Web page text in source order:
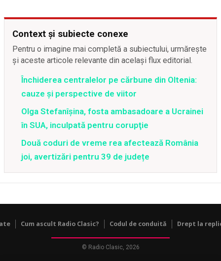
Context și subiecte conexe
Pentru o imagine mai completă a subiectului, urmărește
și aceste articole relevante din același flux editorial.
Închiderea centralelor pe cărbune din Oltenia:
cauze și perspective de viitor
Olga Stefanîşina, fosta ambasadoare a Ucrainei
în SUA, inculpată pentru corupţie
Două coduri de vreme rea afectează România
joi, avertizări pentru 39 de județe
Cum ascult Radio Clasic? Codul de conduită Drept la
© Radio Clasic, 2026